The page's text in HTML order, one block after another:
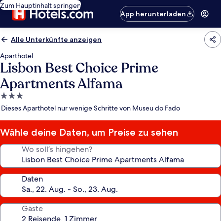
Zum Hauptinhalt springen
App herunterladen
Alle Unterkünfte anzeigen
Aparthotel
Lisbon Best Choice Prime
Apartments Alfama
3.0-
Sterne-
Dieses Aparthotel nur wenige Schritte von Museu do Fado
Wähle deine Daten, um Preise zu sehen
Wo soll’s hingehen?
Daten
Gäste